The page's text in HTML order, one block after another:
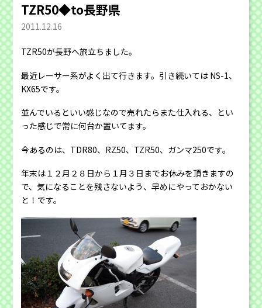
TZR50◆to長野県
2011.12.16
TZR50が長野へ旅立ちました。
最近レーサー系がよく出て行きます。引き続いては NS-1、
KX65です。
並んでいるといい感じなので売れたらまた仕入れる、とい
った感じで常に何台か置いてます。
今あるのは、TDR80、RZ50、TZR50、ガンマ250です。
年末は１２月２８日から１月３日までお休みを頂きますの
で、気になることを残さないよう、早めにやっておかない
と！です。